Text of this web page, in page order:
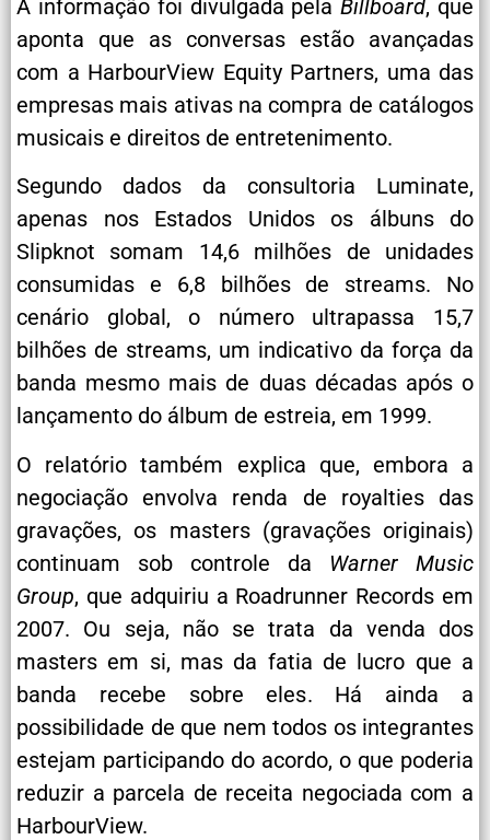
A informação foi divulgada pelaBillboard, que
aponta que as conversas estão avançadas
com a HarbourView Equity Partners, uma das
empresas mais ativas na compra de catálogos
musicais e direitos de entretenimento.
Segundo dados da consultoria Luminate,
apenas nos Estados Unidos os álbuns do
Slipknot somam 14,6 milhões de unidades
consumidas e 6,8 bilhões de streams. No
cenário global, o número ultrapassa 15,7
bilhões de streams, um indicativo da força da
banda mesmo mais de duas décadas após o
lançamento do álbum de estreia, em 1999.
O relatório também explica que, embora a
negociação envolva renda de royalties das
gravações, os masters (gravações originais)
continuam sob controle da Warner Music
Group, que adquiriu a Roadrunner Records em
2007. Ou seja, não se trata da venda dos
masters em si, mas da fatia de lucro que a
banda recebe sobre eles. Há ainda a
possibilidade de que nem todos os integrantes
estejam participando do acordo, o que poderia
reduzir a parcela de receita negociada com a
HarbourView.